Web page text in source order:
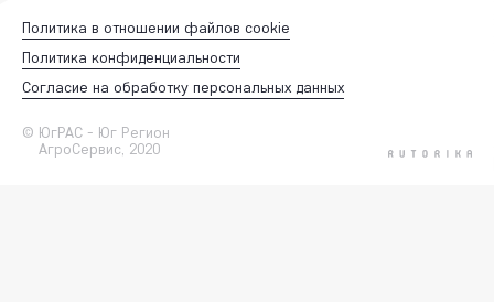
Политика в отношении файлов cookie
Политика конфиденциальности
Согласие на обработку персональных данных
ЮгРАС - Юг Регион
АгроСервис, 2020